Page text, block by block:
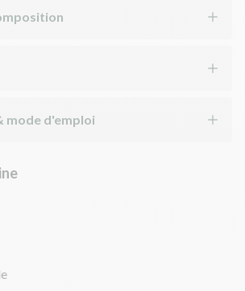
mode d'emploi